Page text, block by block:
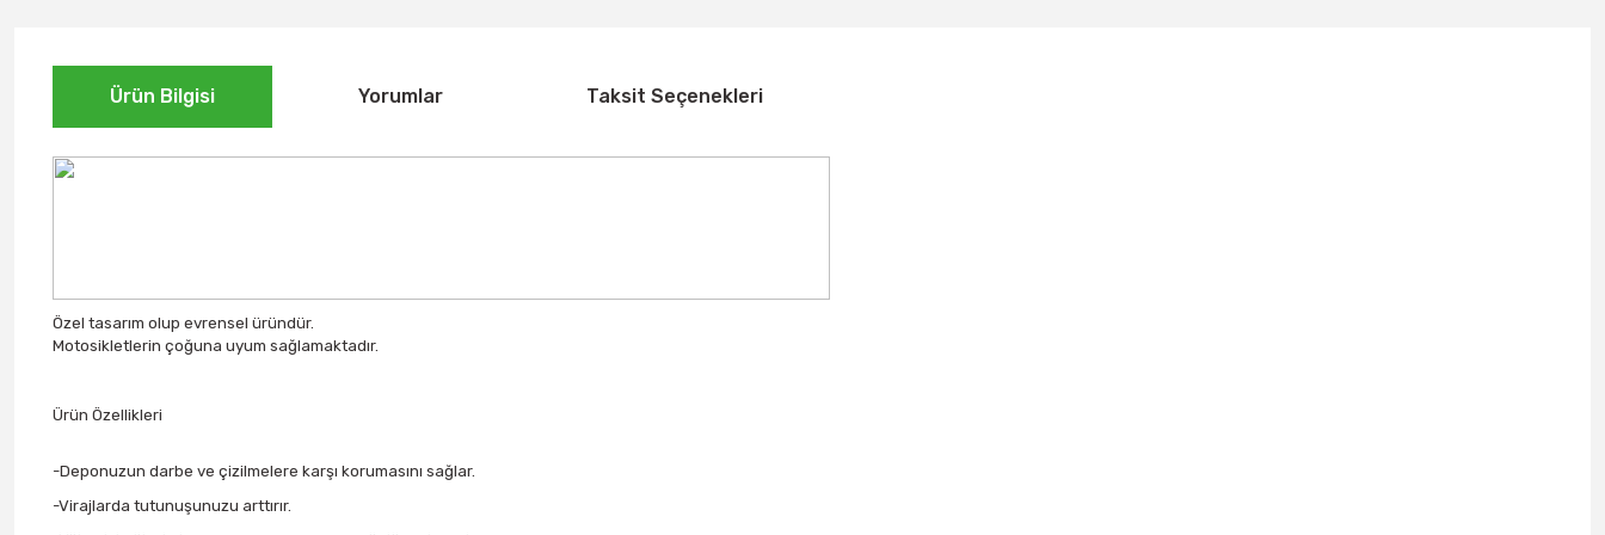
Ürün Bilgisi Yorumlar Taksit Seçenekleri
Özel tasarım olup evrensel üründür.
Motosikletlerin çoğuna uyum sağlamaktadır.
Ürün Özellikleri
-Deponuzun darbe ve çizilmelere karşı korumasını sağlar.
-Virajlarda tutunuşunuzu arttırır.